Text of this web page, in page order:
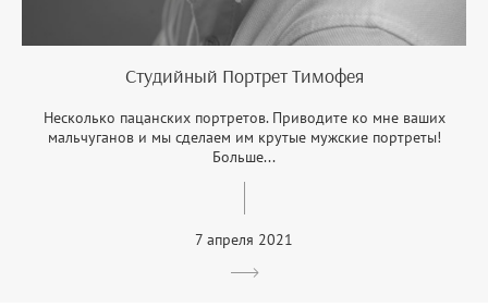
Студийный Портрет Тимофея
Несколько пацанских портретов. Приводите ко мне ваших
мальчуганов и мы сделаем им крутые мужские портреты!
Больше...
7 апреля 2021